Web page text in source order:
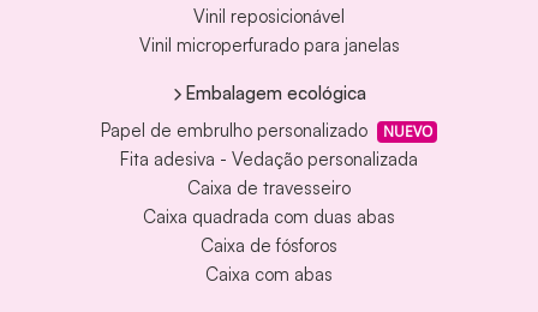
Vinil reposicionável
Vinil microperfurado para janelas
Embalagem ecológica
Papel de embrulho personalizado
NUEVO
Fita adesiva - Vedação personalizada
Caixa de travesseiro
Caixa quadrada com duas abas
Caixa de fósforos
Caixa com abas